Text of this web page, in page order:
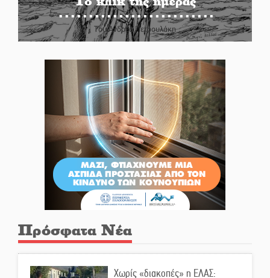
Του Ανδρέα Πετρουλάκη
Πρόσφατα Νέα
Χωρίς «διακοπές» η ΕΛΑΣ: